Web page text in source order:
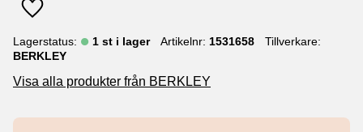
Lägg till i favoriter
Lagerstatus 1 st i lager Artikelnr 1531658
Tillverkare
BERKLEY
Visa alla produkter från BERKLEY